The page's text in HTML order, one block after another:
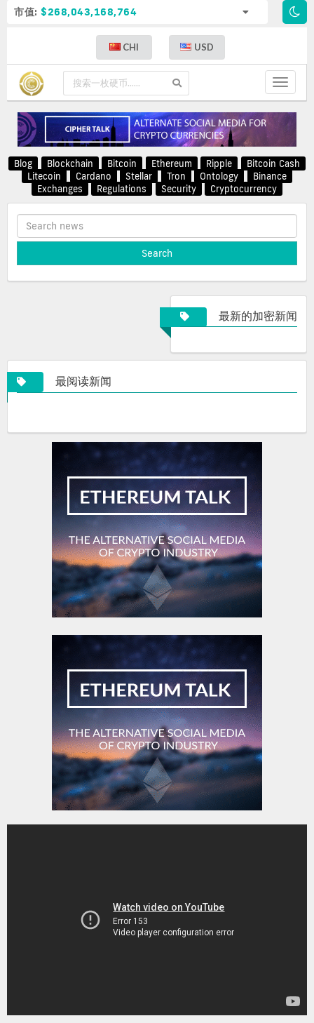
市值: $268,043,168,764
CHI USD
Toggle
Blog Blockchain Bitcoin Ethereum Ripple
Bitcoin Cash
Litecoin
Cardano Stellar Tron Ontology
Binance
Exchanges
Regulations Security Cryptocurrency
最新的加密新闻
最阅读新闻